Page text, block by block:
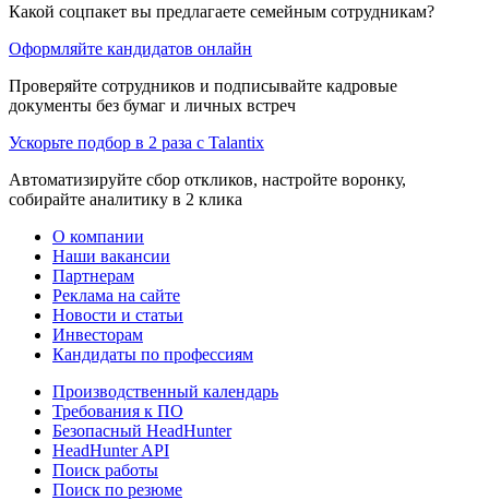
Какой соцпакет вы предлагаете семейным сотрудникам?
Оформляйте кандидатов онлайн
Проверяйте сотрудников и подписывайте кадровые
документы без бумаг и личных встреч
Ускорьте подбор в 2 раза с Talantix
Автоматизируйте сбор откликов, настройте воронку,
собирайте аналитику в 2 клика
О компании
Наши вакансии
Партнерам
Реклама на сайте
Новости и статьи
Инвесторам
Кандидаты по профессиям
Производственный календарь
Требования к ПО
Безопасный HeadHunter
HeadHunter API
Поиск работы
Поиск по резюме